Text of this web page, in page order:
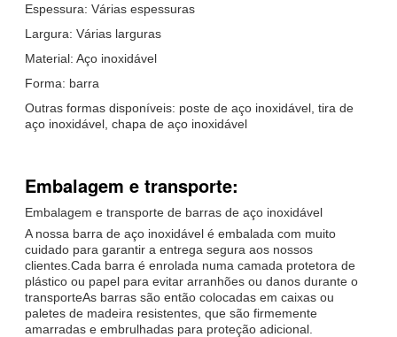
Espessura: Várias espessuras
Largura: Várias larguras
Material: Aço inoxidável
Forma: barra
Outras formas disponíveis: poste de aço inoxidável, tira de
aço inoxidável, chapa de aço inoxidável
Embalagem e transporte:
Embalagem e transporte de barras de aço inoxidável
A nossa barra de aço inoxidável é embalada com muito
cuidado para garantir a entrega segura aos nossos
clientes.Cada barra é enrolada numa camada protetora de
plástico ou papel para evitar arranhões ou danos durante o
transporteAs barras são então colocadas em caixas ou
paletes de madeira resistentes, que são firmemente
amarradas e embrulhadas para proteção adicional.